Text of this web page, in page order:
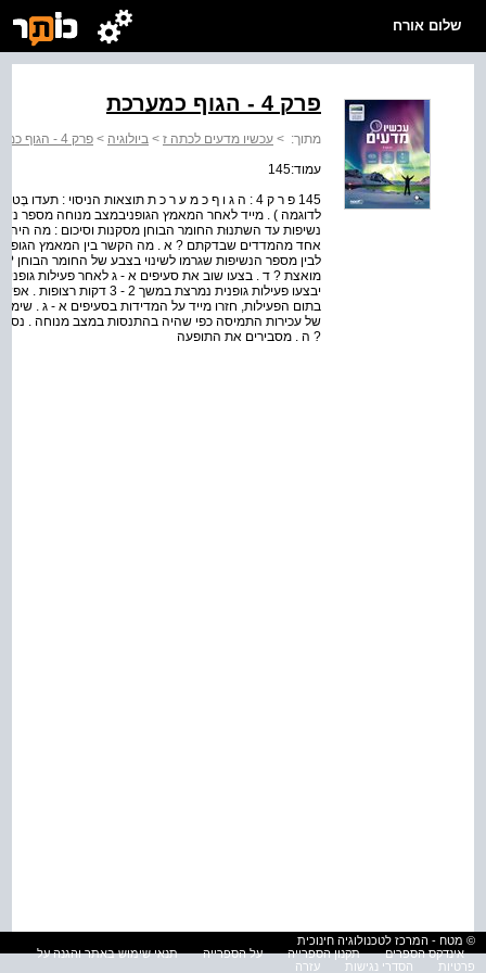
שלום אורח
פרק 4 - הגוף כמערכת
מתוך: > עכשיו מדעים לכתה ז > ביולוגיה > פרק 4 - הגוף כמערכת
עמוד:145
145 פ ר ק 4 : ה ג ו ף כ מ ע ר כ ת תוצאות הניסוי :
לדוגמה ) . מייד לאחר המאמץ הגופניבמצב מנוחה מספר
נשיפות עד השתנוּת החומר הבוחן מסקנות וסיכום : מה היה
אחד מהמדדים שבדקתם ? א . מה הקשר בין המאמץ הגופני
לבין מספר הנשיפות שגרמו לשינוי בצבע של החומר הבוחן ?
מואצת ? ד . בצעו שוב את סעיפים א - ג לאחר פעילות
יבצעו פעילות גופנית נמרצת
בתום הפעילות, חזרו מייד על המדידות בסעיפים א - ג . שימו
של עכירות התמיסה כפי שהיה בהתנסות במצב מנוחה .
? ה . מסבירים את התופעה
© מטח - המרכז לטכנולוגיה חינוכית
אינדקס הספרים
תקנון הספרייה על הספרייה
תנאי שימוש באתר והגנה על
פרטיות
הסדרי נגישות עזרה